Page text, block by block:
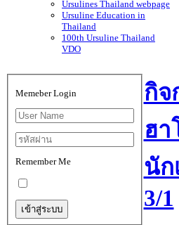
Ursulines Thailand webpage
Ursuline Education in
Thailand
100th Ursuline Thailand
VDO
Memeber Login
Remember Me
กิจ
ฮา
นัก
3/1